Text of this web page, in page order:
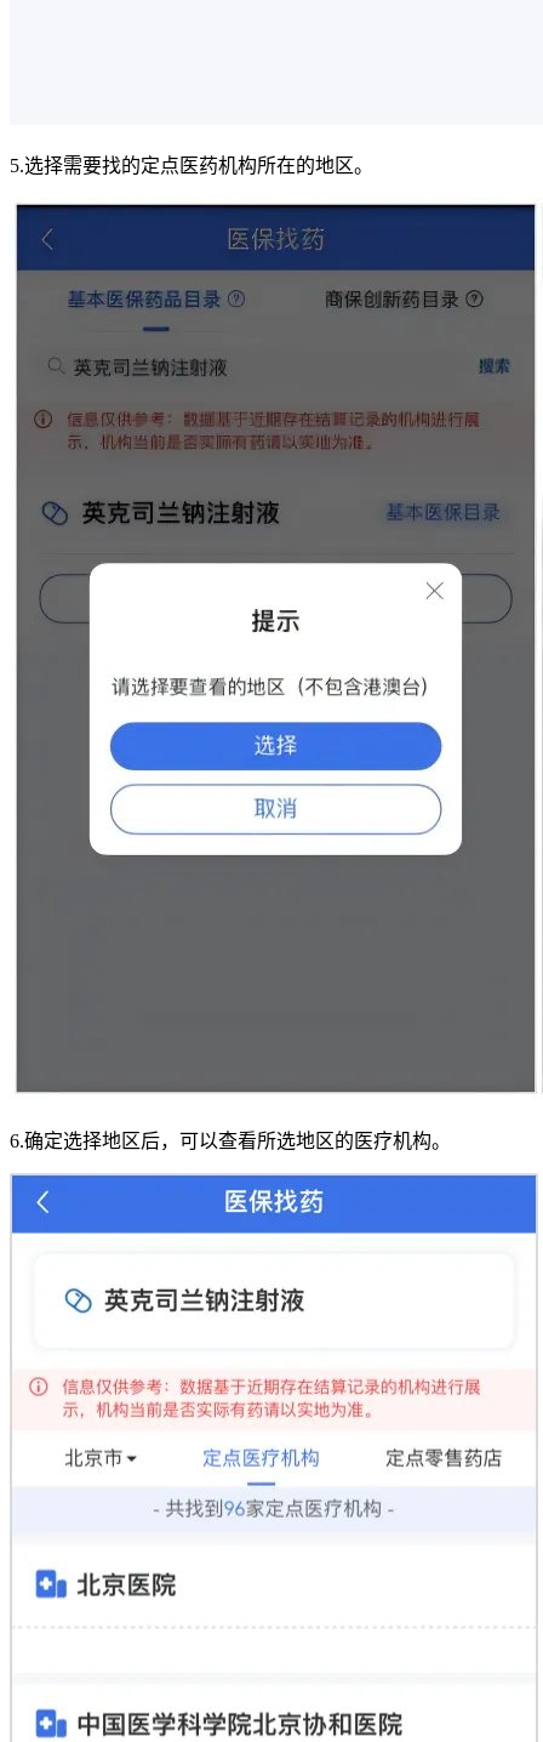
5.选择需要找的定点医药机构所在的地区。
6.确定选择地区后，可以查看所选地区的医疗机构。